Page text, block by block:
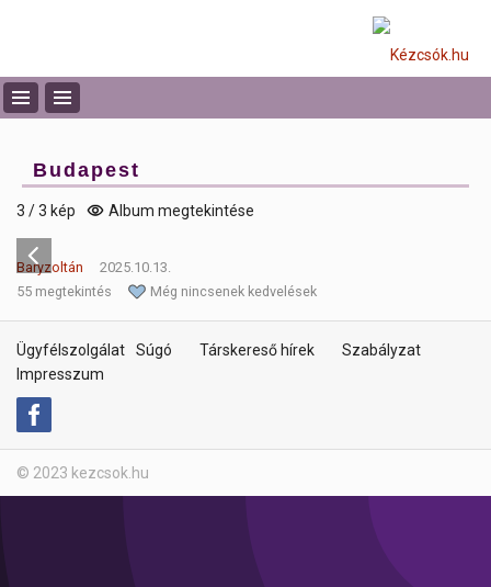
Budapest
3 / 3 kép Album megtekintése
Baryzoltán
2025.10.13.
55 megtekintés
Még nincsenek kedvelések
Ügyfélszolgálat Súgó Társkereső hírek
Szabályzat
Impresszum
© 2023 kezcsok.hu